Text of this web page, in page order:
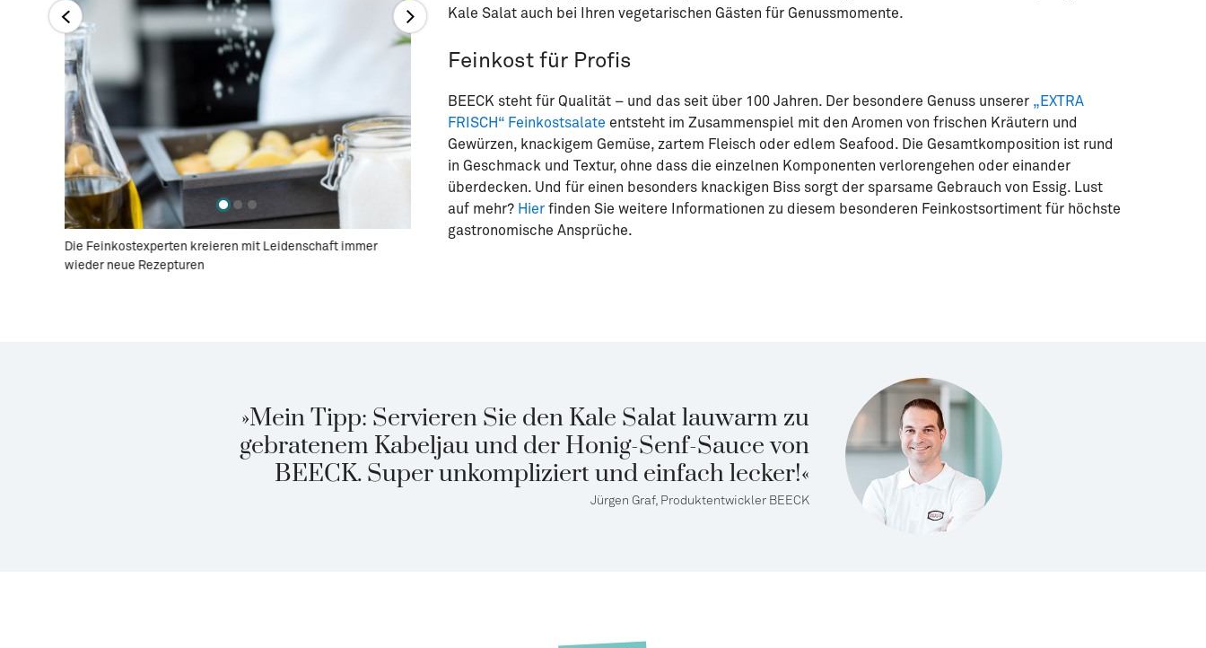
Die Feinkostexperten kreieren mit Leidenschaft immer
wieder neue Rezepturen
Kale Salat auch bei Ihren vegetarischen Gästen für Genussmomente.
Feinkost für Profis
BEECK steht für Qualität – und das seit über 100 Jahren. Der besondere Genuss unserer „EXTRA
FRISCH“ Feinkostsalate entsteht im Zusammenspiel mit den Aromen von frischen Kräutern und
Gewürzen, knackigem Gemüse, zartem Fleisch oder edlem Seafood. Die Gesamtkomposition ist rund
in Geschmack und Textur, ohne dass die einzelnen Komponenten verlorengehen oder einander
überdecken. Und für einen besonders knackigen Biss sorgt der sparsame Gebrauch von Essig. Lust
auf mehr? Hier finden Sie weitere Informationen zu diesem besonderen Feinkostsortiment für höchste
gastronomische Ansprüche.
»Mein Tipp: Servieren Sie den Kale Salat lauwarm zu
gebratenem Kabeljau und der Honig-Senf-Sauce von
BEECK. Super unkompliziert und einfach lecker!«
Jürgen Graf, Produktentwickler BEECK